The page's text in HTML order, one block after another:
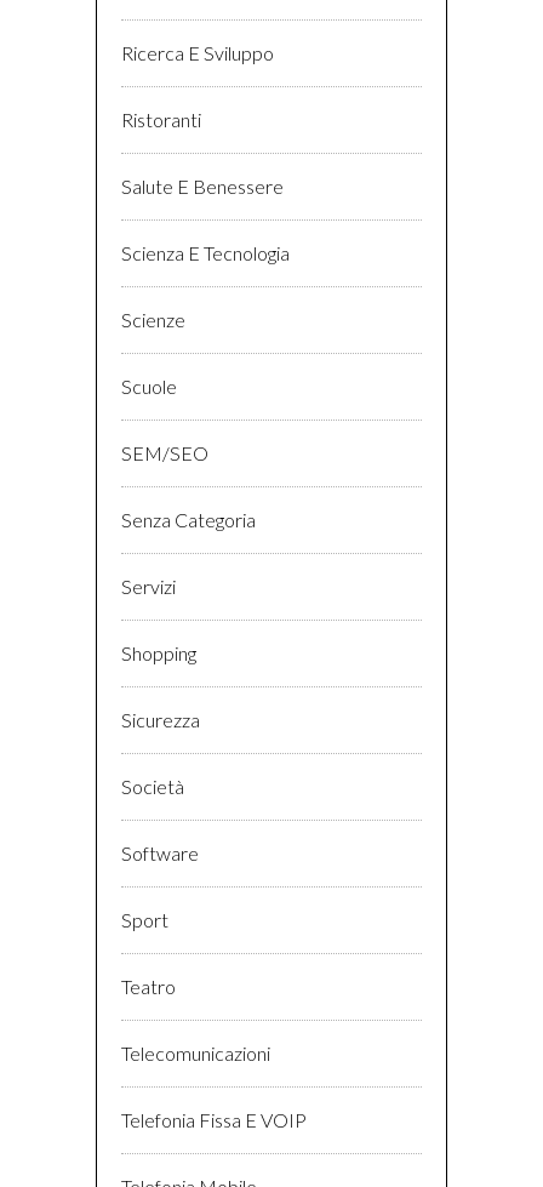
Ricerca E Sviluppo
Ristoranti
Salute E Benessere
Scienza E Tecnologia
Scienze
Scuole
SEM/SEO
Senza Categoria
Servizi
Shopping
Sicurezza
Società
Software
Sport
Teatro
Telecomunicazioni
Telefonia Fissa E VOIP